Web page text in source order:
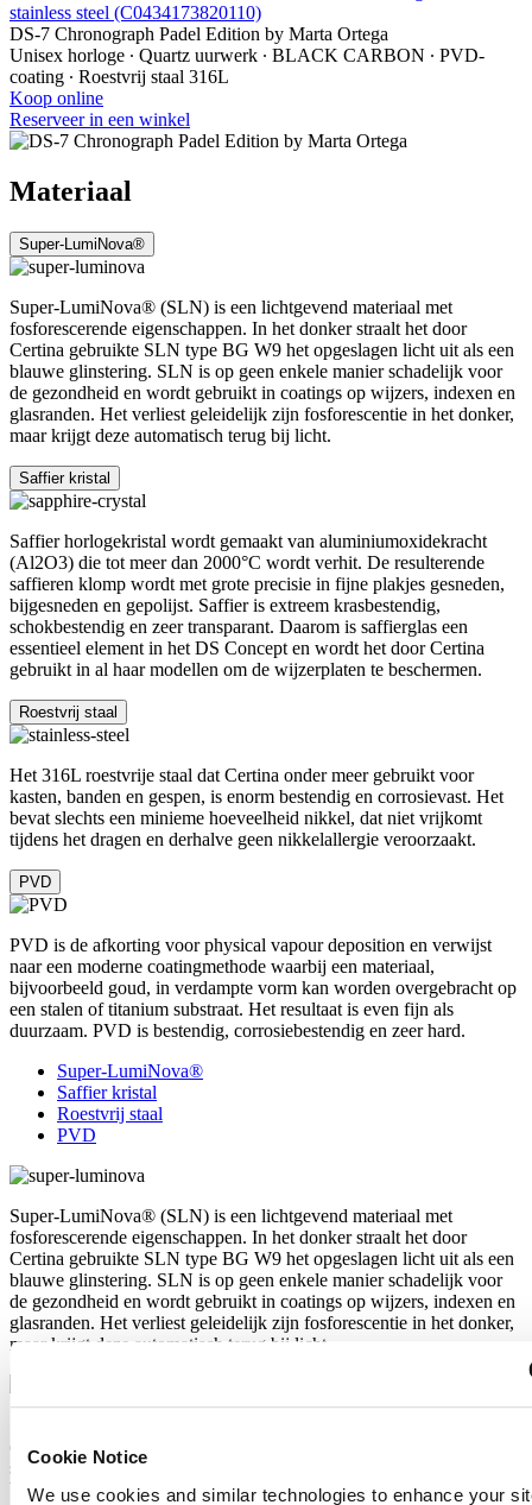
Cookie Notice
We use cookies and similar technologies to enhance your
DS-7 Chronograph Padel Edition by Marta Ortega
Unisex horloge ∙ Quartz uurwerk ∙ BLACK CARBON ∙ PVD-
coating ∙ Roestvrij staal 316L
Koop online
Reserveer in een winkel
Materiaal
Super-LumiNova®
Super-LumiNova® (SLN) is een lichtgevend materiaal met
fosforescerende eigenschappen. In het donker straalt het door
Certina gebruikte SLN type BG W9 het opgeslagen licht uit als een
blauwe glinstering. SLN is op geen enkele manier schadelijk voor
de gezondheid en wordt gebruikt in coatings op wijzers, indexen en
glasranden. Het verliest geleidelijk zijn fosforescentie in het donker,
maar krijgt deze automatisch terug bij licht.
Saffier kristal
Saffier horlogekristal wordt gemaakt van aluminiumoxidekracht
(Al2O3) die tot meer dan 2000°C wordt verhit. De resulterende
saffieren klomp wordt met grote precisie in fijne plakjes gesneden,
bijgesneden en gepolijst. Saffier is extreem krasbestendig,
schokbestendig en zeer transparant. Daarom is saffierglas een
essentieel element in het DS Concept en wordt het door Certina
gebruikt in al haar modellen om de wijzerplaten te beschermen.
Roestvrij staal
Het 316L roestvrije staal dat Certina onder meer gebruikt voor
kasten, banden en gespen, is enorm bestendig en corrosievast. Het
bevat slechts een minieme hoeveelheid nikkel, dat niet vrijkomt
tijdens het dragen en derhalve geen nikkelallergie veroorzaakt.
PVD
PVD is de afkorting voor physical vapour deposition en verwijst
naar een moderne coatingmethode waarbij een materiaal,
bijvoorbeeld goud, in verdampte vorm kan worden overgebracht op
een stalen of titanium substraat. Het resultaat is even fijn als
duurzaam. PVD is bestendig, corrosiebestendig en zeer hard.
Super-LumiNova®
Saffier kristal
Roestvrij staal
PVD
Super-LumiNova® (SLN) is een lichtgevend materiaal met
fosforescerende eigenschappen. In het donker straalt het door
Certina gebruikte SLN type BG W9 het opgeslagen licht uit als een
blauwe glinstering. SLN is op geen enkele manier schadelijk voor
de gezondheid en wordt gebruikt in coatings op wijzers, indexen en
glasranden. Het verliest geleidelijk zijn fosforescentie in het donker,
maar krijgt deze automatisch terug bij licht.
(Al2O3) die tot meer dan 2000°C wordt verhit. De resulterende
saffieren klomp wordt met grote precisie in fijne plakjes gesneden,
bijgesneden en gepolijst. Saffier is extreem krasbestendig,